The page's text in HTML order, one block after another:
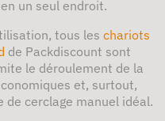
un seul endroit.
tous les chariots
de Packdiscount sont
le déroulement de la
et, surtout,
cerclage manuel idéal.